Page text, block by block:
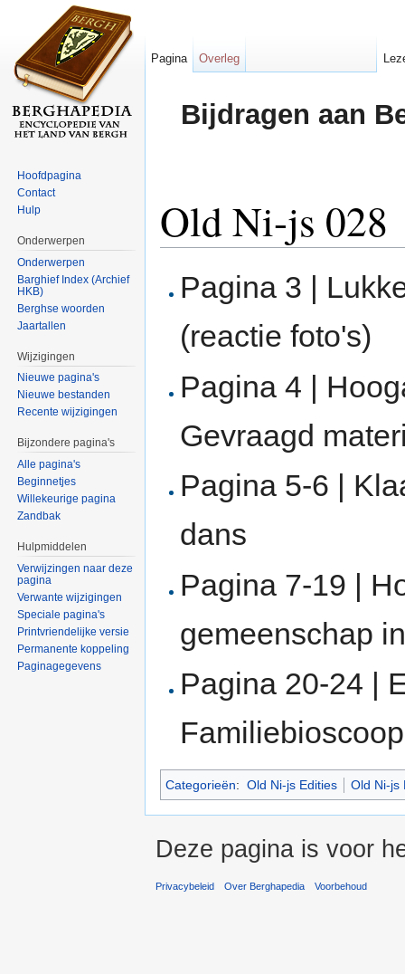
Bijdragen aan
Old Ni-js 028
Pagina 3 |
(reactie foto's)
Pagina 4 |
Gevraagd
Pagina 5-6 |
dans
Pagina 7-19 |
gemeenschap
Pagina 20-24 |
Categorieën: Old Ni-js Edities Old Ni-js
Pagina Overleg
Hoofdpagina
Contact
Hulp
Onderwerpen
Onderwerpen
Barghief Index (Archief
HKB)
Berghse woorden
Jaartallen
Wijzigingen
Nieuwe pagina's
Nieuwe bestanden
Recente wijzigingen
Bijzondere pagina's
Alle pagina's
Beginnetjes
Willekeurige pagina
Zandbak
Hulpmiddelen
Verwijzingen naar deze
pagina
Verwante wijzigingen
Speciale pagina's
Printvriendelijke versie
Permanente koppeling
Paginagegevens
Deze pagina is voor
Privacybeleid Over Berghapedia Voorbehoud